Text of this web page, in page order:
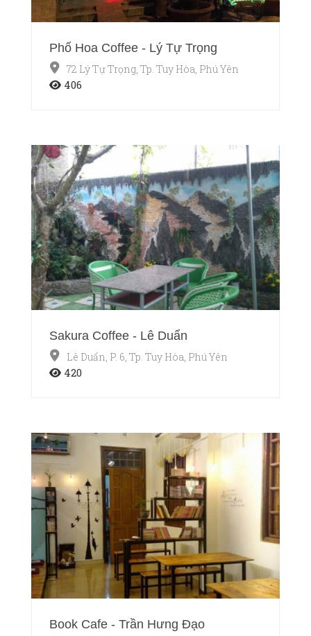
Phố Hoa Coffee - Lý Tự Trọng
72 Lý Tự Trọng, Tp. Tuy Hòa, Phú Yên
406
Sakura Coffee - Lê Duẩn
Lê Duẩn, P. 6, Tp. Tuy Hòa, Phú Yên
420
Book Cafe - Trần Hưng Đạo